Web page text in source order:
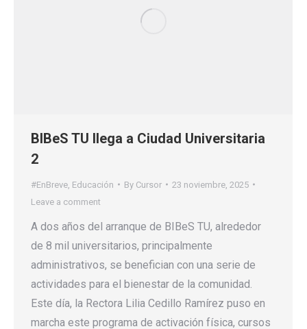
BIBeS TU llega a Ciudad Universitaria
2
#EnBreve Educación By Cursor
23 noviembre, 2025
Leave a comment
A dos años del arranque de BIBeS TU, alrededor
de 8 mil universitarios, principalmente
administrativos, se benefician con una serie de
actividades para el bienestar de la comunidad.
Este día, la Rectora Lilia Cedillo Ramírez puso en
marcha este programa de activación física, cursos